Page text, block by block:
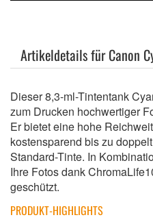
Artikeldetails für Canon
Dieser 8,3-ml-Tintentank
zum Drucken hochwertiger
Er bietet eine hohe
kostensparend bis zu
Standard-Tinte. In
Ihre Fotos dank
geschützt.
PRODUKT-HIGHLIGHTS